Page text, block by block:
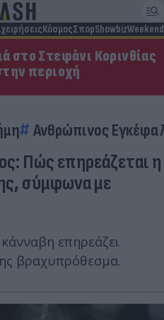
ΚόσμοςΣπορShowbizWeekend
στο Στεφάνι Κορινθίας
περιοχή
Ανθρώπινος
Πώς επηρεάζεται η
σύμφωνα με
επηρεάζει
βραχυπρόθεσμα.